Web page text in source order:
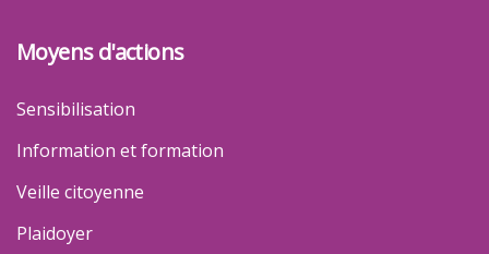
Moyens d'actions
Sensibilisation
Information et formation
Veille citoyenne
Plaidoyer